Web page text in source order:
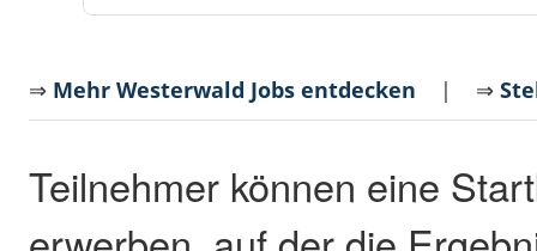
⇒ Mehr Westerwald Jobs entdecken | ⇒
Teilnehmer können eine